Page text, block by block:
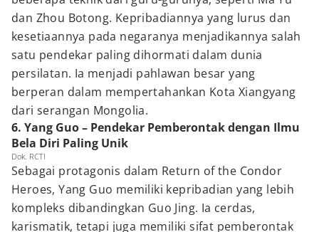
dan Zhou Botong. Kepribadiannya yang lurus dan
kesetiaannya pada negaranya menjadikannya salah
satu pendekar paling dihormati dalam dunia
persilatan. Ia menjadi pahlawan besar yang
berperan dalam mempertahankan Kota Xiangyang
dari serangan Mongolia.
6. Yang Guo – Pendekar Pemberontak dengan Ilmu
Bela Diri Paling Unik
Dok. RCTI
Sebagai protagonis dalam Return of the Condor
Heroes, Yang Guo memiliki kepribadian yang lebih
kompleks dibandingkan Guo Jing. Ia cerdas,
karismatik, tetapi juga memiliki sifat pemberontak